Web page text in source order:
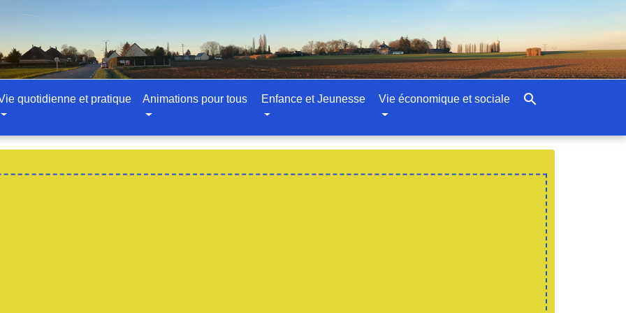
quotidienne et pratique Animations pour tous Enfance et Jeunesse Vie économique et sociale search